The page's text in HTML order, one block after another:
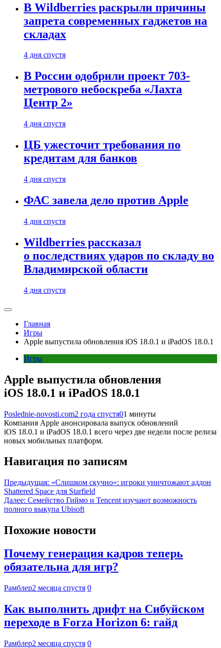
В Wildberries раскрыли причины
запрета современных гаджетов на
складах
4 дня спустя
В России одобрили проект 703-
метрового небоскреба «Лахта
Центр 2»
4 дня спустя
ЦБ ужесточит требования по
кредитам для банков
4 дня спустя
ФАС завела дело против Apple
4 дня спустя
Wildberries рассказал
о последствиях ударов по складу во
Владимирской области
4 дня спустя
Главная
Игры
Apple выпустила обновления iOS 18.0.1 и iPadOS 18.0.1
Игры
Apple выпустила обновления
iOS 18.0.1 и iPadOS 18.0.1
Poslednie-novosti.com2 года спустя01 минуты
Компания Apple анонсировала выпуск обновлений
iOS 18.0.1 и iPadOS 18.0.1 всего через две недели после релиза
новых мобильных платформ.
Навигация по записям
Предыдущая: «Слишком скучно»: игроки уничтожают аддон
Shattered Space для Starfield
Далее: Семейство Гиймо и Tencent изучают возможность
полного выкупа Ubisoft
Похожие новости
Почему генерация кадров теперь
обязательна для игр?
Рамблер2 месяца спустя 0
Как выполнить дрифт на Сибуйском
переходе в Forza Horizon 6: гайд
Рамблер2 месяца спустя 0